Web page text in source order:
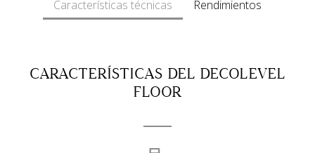
Características técnicas Rendimientos
CARACTERÍSTICAS DEL DECOLEVEL
FLOOR